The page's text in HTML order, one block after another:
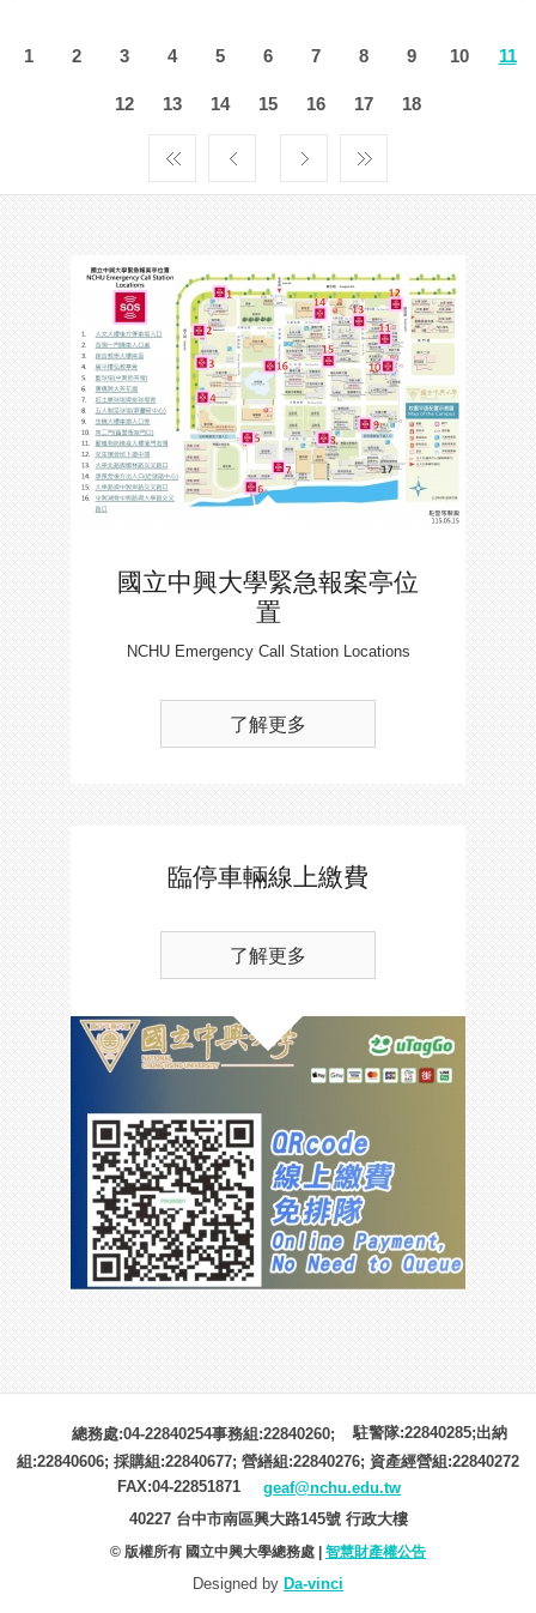
1 2 3 4 5 6 7 8 9 10 11
12 13 14 15 16 17 18
國立中興大學緊急報案亭位
置
NCHU Emergency Call Station Locations
了解更多
臨停車輛線上繳費
了解更多
總務處:04-22840254事務組:22840260;
駐警隊:22840285;出納
組:22840606; 採購組:22840677; 營繕組:22840276; 資產經營組:22840272
FAX:04-22851871
geaf@nchu.edu.tw
40227 台中市南區興大路145號 行政大樓
© 版權所有 國立中興大學總務處 | 智慧財產權公告
Designed by Da-vinci